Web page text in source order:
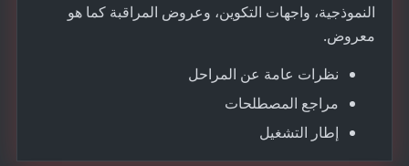
النموذجية، واجهات التكوين، وعروض المراقبة كما هو
معروض.
نظرات عامة عن المراحل
مراجع المصطلحات
إطار التشغيل